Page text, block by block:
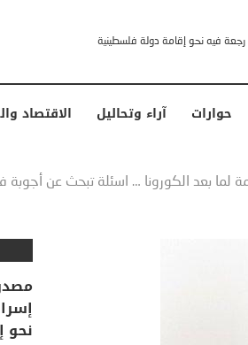
الأمريكي
حوارات آراء وتحاليل الاقتصاد
لما بعد الكورونا … اسئلة تبحث عن
نحو